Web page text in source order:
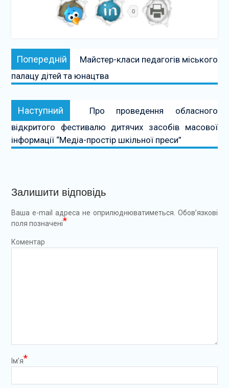
0
Навігація
записів
Попередній Попередній:
Майстер-класи педагогів міського
палацу дітей та юнацтва
Наступний Наступний:
Про проведення обласного
відкритого фестивалю дитячих засобів масової
інформації “Медіа-простір шкільної преси”
Залишити відповідь
Ваша e-mail адреса не оприлюднюватиметься. Обов’язкові
поля позначені*
Коментар
Ім’я*